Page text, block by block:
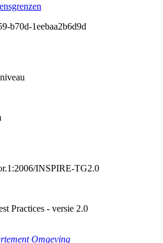
b70d-1eebaa2b6d9d
INSPIRE-TG2.0
Practices - versie 2.0
Omgeving